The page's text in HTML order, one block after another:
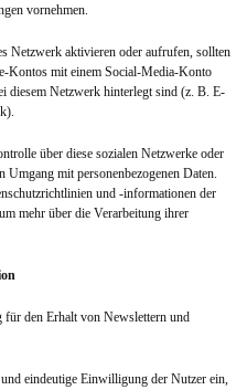
vornehmen.
Netzwerk aktivieren oder aufrufen, sollten
Kontos mit einem Social-Media-Konto
diesem Netzwerk hinterlegt sind (z. B. E-
über diese sozialen Netzwerke oder
mit personenbezogenen Daten.
und -informationen der
mehr über die Verarbeitung ihrer
den Erhalt von Newslettern und
eindeutige Einwilligung der Nutzer ein,